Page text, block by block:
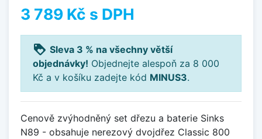
3 789 Kč s DPH
loyalty Sleva 3 % na všechny větší
objednávky! Objednejte alespoň za 8 000
Kč a v košíku zadejte kód MINUS3.
Cenově zvýhodněný set dřezu a baterie Sinks
N89 - obsahuje nerezový dvojdřez Classic 800